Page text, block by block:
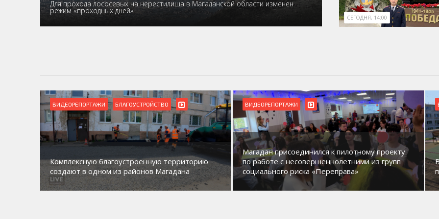
Для прохода лососевых на нерестилища в Магаданской области изменен
режим «проходных дней»
СЕГОДНЯ, 14:00
ВИДЕОРЕПОРТАЖИ БЛАГОУСТРОЙСТВО
Комплексную благоустроенную территорию
создают в одном из районов Магадана
ВИДЕОРЕПОРТАЖИ
Магадан присоединился к пилотному проекту
по работе с несовершеннолетними из групп
социального риска «Переправа»